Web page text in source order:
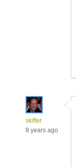
skifter
8 years ago